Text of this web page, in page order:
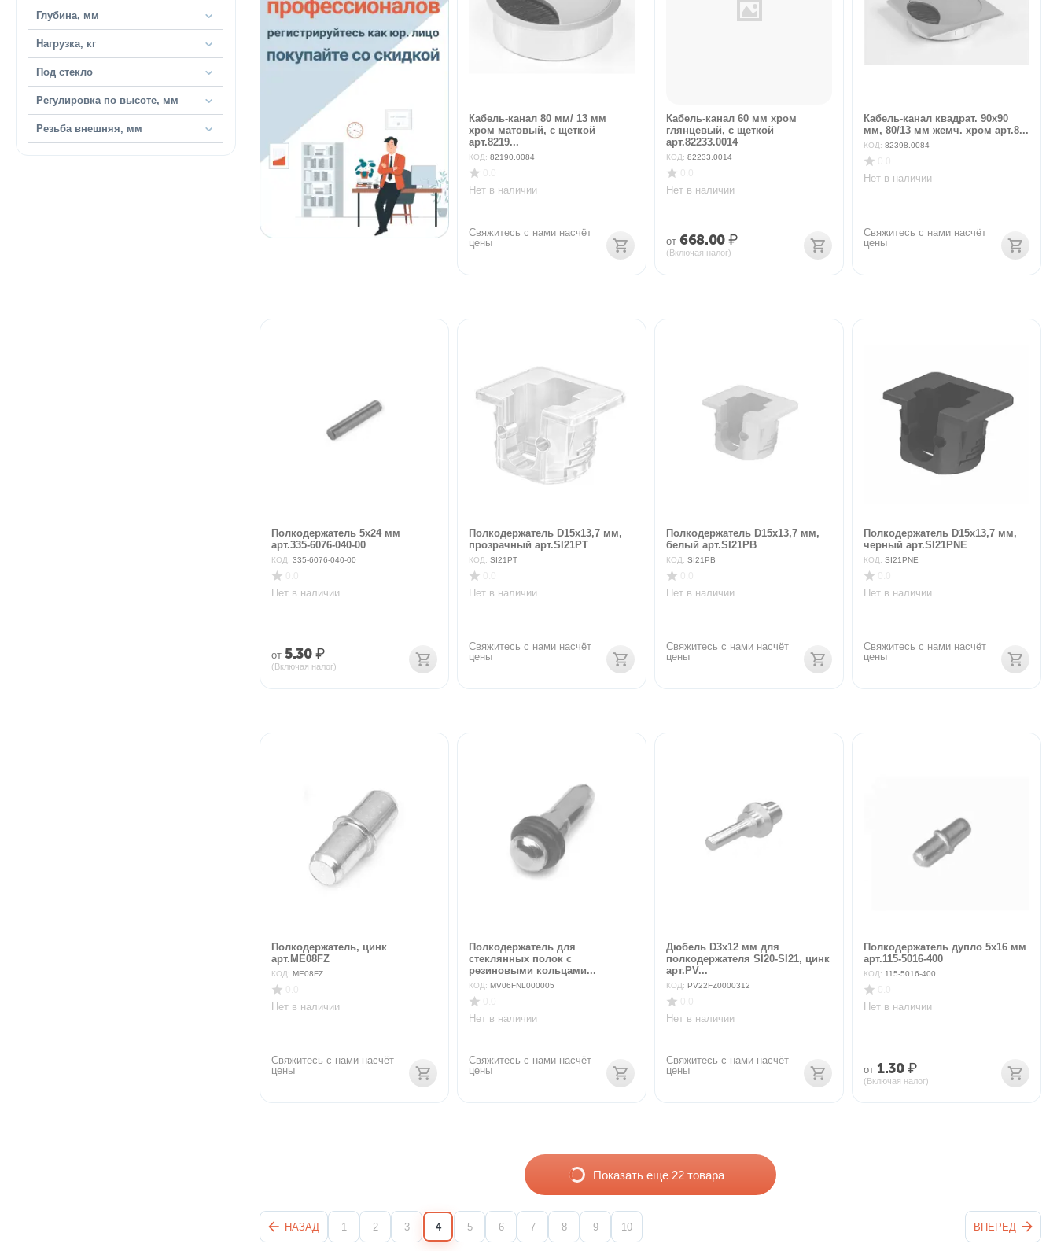
Кабель-канал 80 мм/ 13 мм
хром матовый, с щеткой
арт.8219...
КОД: 82190.0084
Нет в наличии
Свяжитесь с нами насчёт
цены
Кабель-канал 60 мм хром
глянцевый, с щеткой
арт.82233.0014
КОД: 82233.0014
Нет в наличии
от 668.00₽
(Включая налог)
Кабель-канал квадрат. 90х90
мм, 80/13 мм жемч. хром арт.8...
КОД: 82398.0084
Нет в наличии
Свяжитесь с нами насчёт
цены
Полкодержатель 5х24 мм
арт.335-6076-040-00
КОД: 335-6076-040-00
Нет в наличии
от 5.30 ₽
(Включая налог)
Полкодержатель D15х13,7 мм,
прозрачный арт.SI21PT
КОД: SI21PT
Нет в наличии
Свяжитесь с нами насчёт
цены
Полкодержатель D15х13,7 мм,
белый арт.SI21PB
КОД: SI21PB
Нет в наличии
Свяжитесь с нами насчёт
цены
Полкодержатель D15х13,7 мм,
черный арт.SI21PNE
КОД: SI21PNE
Нет в наличии
Свяжитесь с нами насчёт
цены
Полкодержатель, цинк
арт.ME08FZ
КОД: ME08FZ
Нет в наличии
Свяжитесь с нами насчёт
цены
Полкодержатель для
стеклянных полок с
резиновыми кольцами...
КОД: MV06FNL000005
Нет в наличии
Свяжитесь с нами насчёт
цены
Дюбель D3х12 мм для
полкодержателя SI20-SI21, цинк
арт.PV...
КОД: PV22FZ0000312
Нет в наличии
Свяжитесь с нами насчёт
цены
Полкодержатель дупло 5х16 мм
арт.115-5016-400
КОД: 115-5016-400
Нет в наличии
от 1.30 ₽
(Включая налог)
Показать еще 22 товара
НАЗАД 1 2 3 4 5 6 7 8 9 10 ВПЕРЕД
Глубина, мм
Нагрузка, кг
Под стекло
Регулировка по высоте, мм
Резьба внешняя, мм